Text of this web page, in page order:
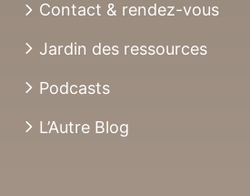
Contact & rendez-vous
Jardin des ressources
Podcasts
L’Autre Blog